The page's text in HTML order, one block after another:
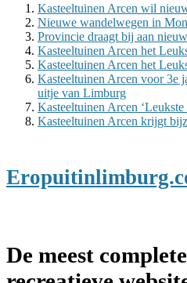
Kasteeltuinen Arcen wil
Nieuwe wandelwegen in
Provincie draagt bij aan
Kasteeltuinen Arcen het
Kasteeltuinen Arcen het
Kasteeltuinen Arcen voor 3e
uitje van Limburg
Kasteeltuinen Arcen
Kasteeltuinen Arcen krijgt
De meest